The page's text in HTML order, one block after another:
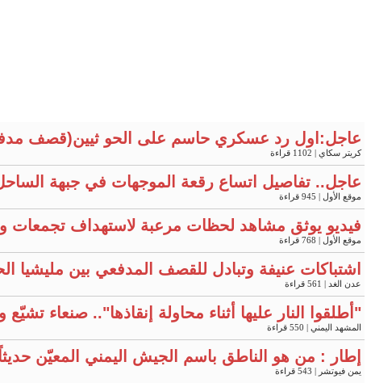
عاجل:اول رد عسكري حاسم على الحو ثيين(قصف
كريتر سكاي | 1102 قراءة
عاجل.. تفاصيل اتساع رقعة الموجهات في جبهة
موقع الأول | 945 قراءة
فيديو يوثق مشاهد لحظات مرعبة لاستهداف تجمعات
موقع الأول | 768 قراءة
اشتباكات عنيفة وتبادل للقصف المدفعي بين مليشيا
عدن الغد | 561 قراءة
"أطلقوا النار عليها أثناء محاولة إنقاذها".. صنعاء
المشهد اليمني | 550 قراءة
إطار : من هو الناطق باسم الجيش اليمني المعيّن
يمن فيوتشر | 543 قراءة